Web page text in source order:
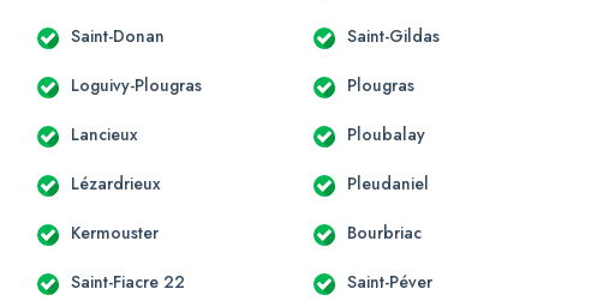
Saint-Donan Saint-Gildas
Loguivy-Plougras Plougras
Lancieux Ploubalay
Lézardrieux Pleudaniel
Kermouster Bourbriac
Saint-Fiacre 22 Saint-Péver